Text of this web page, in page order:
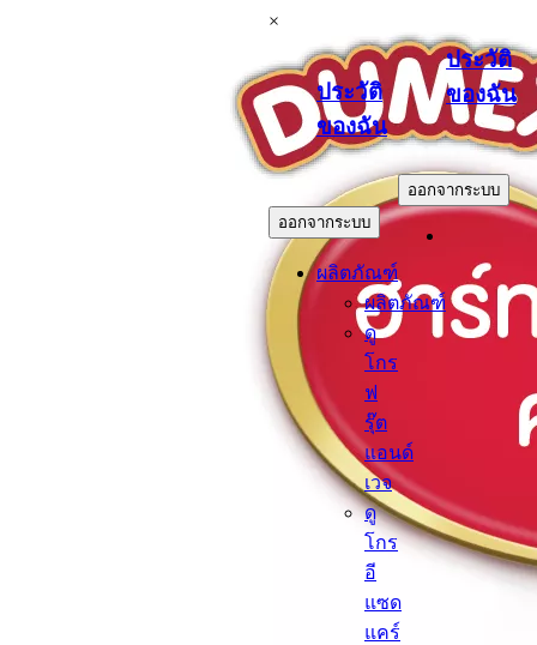
×
ประวัติ
ของฉัน
.
ออกจากระบบ
ผลิตภัณฑ์
ผลิตภัณฑ์
ดู
โกร
ฟ
รุ๊ต
แอนด์
เวจ
ดู
โกร
อี
แซด
แคร์
ประวัติ
ของฉัน
.
ออกจากระบบ